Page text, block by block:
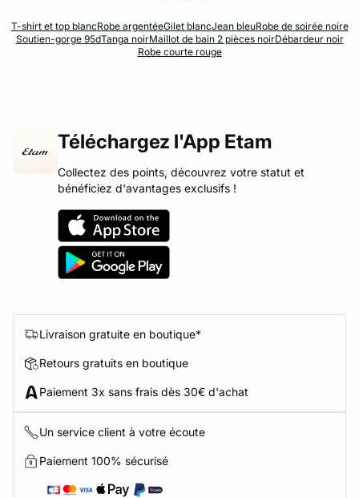
T-shirt et top blancRobe argentéeGilet blancJean bleuRobe de soirée noire
Soutien-gorge 95dTanga noirMaillot de bain 2 pièces noirDébardeur noir
Robe courte rouge
Téléchargez l'App Etam
Collectez des points, découvrez votre statut et
bénéficiez d'avantages exclusifs !
Livraison gratuite en boutique*
Retours gratuits en boutique
Paiement 3x sans frais dès 30€ d'achat
Un service client à votre écoute
Paiement 100% sécurisé